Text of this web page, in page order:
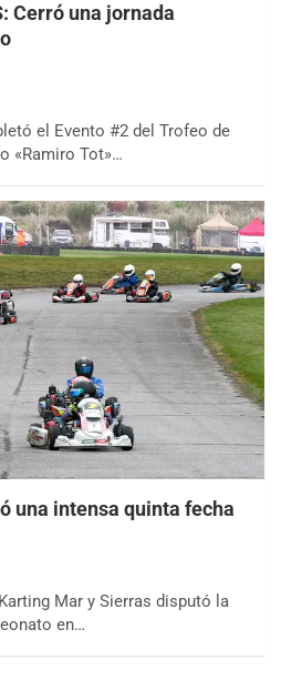
Cerró una jornada
el Evento #2 del Trofeo de
«Ramiro Tot»…
una intensa quinta fecha
Mar y Sierras disputó la
en…